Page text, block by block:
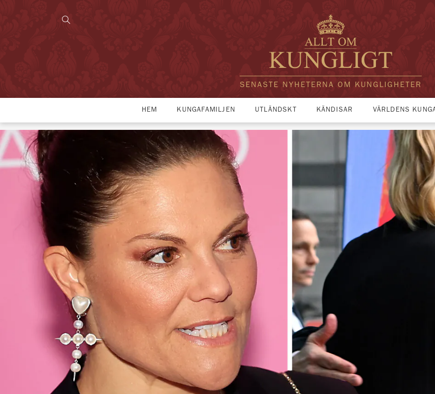
SENASTE NYHETERNA OM KUNGLIGHETER
HEM KUNGAFAMILJEN UTLÄNDSKT KÄNDISAR VÄRLDENS